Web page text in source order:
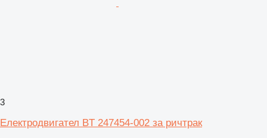
3
Електродвигател BT 247454-002 за ричтрак